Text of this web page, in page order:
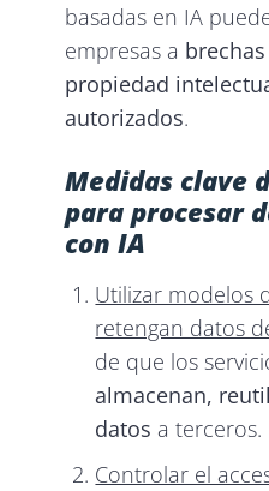
basadas en IA
empresas a
propiedad
autorizados.
Medidas clave
para procesar
con IA
Utilizar modelos
retengan datos
de que los
almacenan,
datos a terceros.
Controlar el